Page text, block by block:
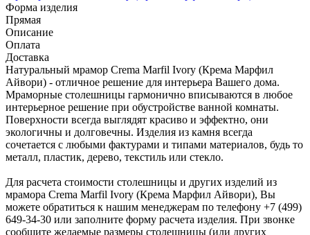
Форма изделия
Прямая
Описание
Оплата
Доставка
Натуральный мрамор Crema Marfil Ivory (Крема Марфил
Айвори) - отличное решение для интерьера Вашего дома.
Мраморные столешницы гармонично вписываются в любое
интерьерное решение при обустройстве ванной комнаты.
Поверхности всегда выглядят красиво и эффектно, они
экологичны и долговечны. Изделия из камня всегда
сочетается с любыми фактурами и типами материалов, будь то
металл, пластик, дерево, текстиль или стекло.
Для расчета стоимости столешницы и других изделий из
мрамора Crema Marfil Ivory (Крема Марфил Айвори), Вы
можете обратиться к нашим менеджерам по телефону +7 (499)
649-34-30 или заполните форму расчета изделия. При звонке
сообщите желаемые размеры столешницы (или других